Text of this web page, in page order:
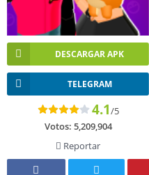
DESCARGAR APK
TELEGRAM
4.1/5
Votos: 5,209,904
Reportar